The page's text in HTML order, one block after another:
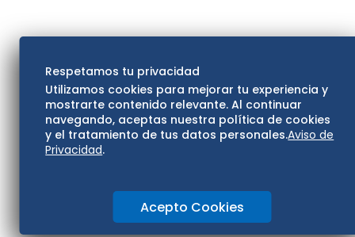
Respetamos tu privacidad
Utilizamos cookies para mejorar tu experiencia y
mostrarte contenido relevante. Al continuar
navegando, aceptas nuestra política de cookies
y el tratamiento de tus datos personales.Aviso de
Privacidad.
Acepto Cookies